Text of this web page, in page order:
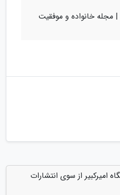
خانواده و موفقیت
امیرکبیر از سوی انتشارات